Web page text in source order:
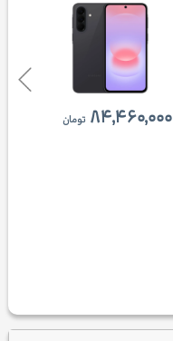
۸۴,۴۶۰,۰۰۰ تومان